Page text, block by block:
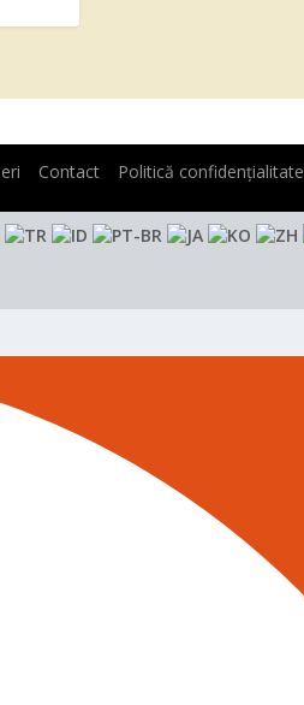
Contact Politică confidențialitate